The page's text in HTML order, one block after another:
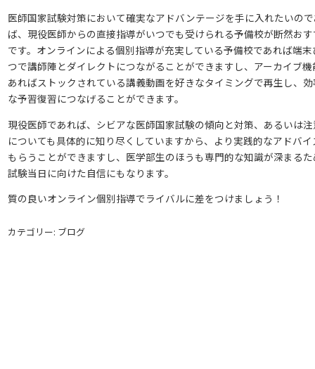
医師国家試験対策において確実なアドバンテージを手に入れたいの
ば、現役医師からの直接指導がいつでも受けられる予備校が断然お
です。オンラインによる個別指導が充実している予備校であれば端
つで講師陣とダイレクトにつながることができますし、アーカイブ
あればストックされている講義動画を好きなタイミングで再生し、
な予習復習につなげることができます。
現役医師であれば、シビアな医師国家試験の傾向と対策、あるいは
についても具体的に知り尽くしていますから、より実践的なアドバ
もらうことができますし、医学部生のほうも専門的な知識が深まる
試験当日に向けた自信にもなります。
質の良いオンライン個別指導でライバルに差をつけましょう！
カテゴリー: ブログ